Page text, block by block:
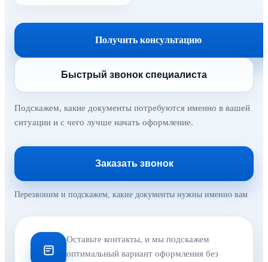
Получить консультацию
Быстрый звонок специалиста
Подскажем, какие документы потребуются именно в вашей
ситуации и с чего лучше начать оформление.
Заказать звонок
Перезвоним и подскажем, какие документы нужны именно вам
Оставьте контакты, и мы подскажем
оптимальный вариант оформления без